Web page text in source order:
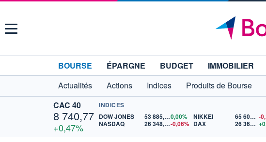
Menu
BOURSE ÉPARGNE BUDGET IMMOBILIER
Actualités
Actions Indices Produits de Bourse
CAC 40
8 740,77
+0,47%
INDICES
DOW JONES
53 885,100,00%
NASDAQ
26 348,35-0,06%
NIKKEI 65 606,71 -
DAX
26 363,06